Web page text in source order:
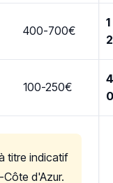
400-700€
100-250€
titre indicatif
d'Azur.